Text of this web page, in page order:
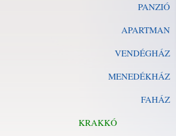
PANZIÓ
APARTMAN
VENDÉGHÁZ
MENEDÉKHÁZ
FAHÁZ
KRAKKÓ